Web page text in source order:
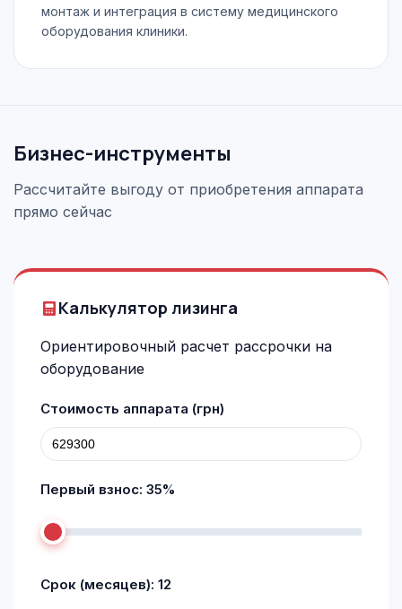
монтаж и интеграция в систему медицинского
оборудования клиники.
Бизнес-инструменты
Рассчитайте выгоду от приобретения аппарата
прямо сейчас
Калькулятор лизинга
Ориентировочный расчет рассрочки на
оборудование
Стоимость аппарата (грн)
Первый взнос: 35%
Срок (месяцев): 12